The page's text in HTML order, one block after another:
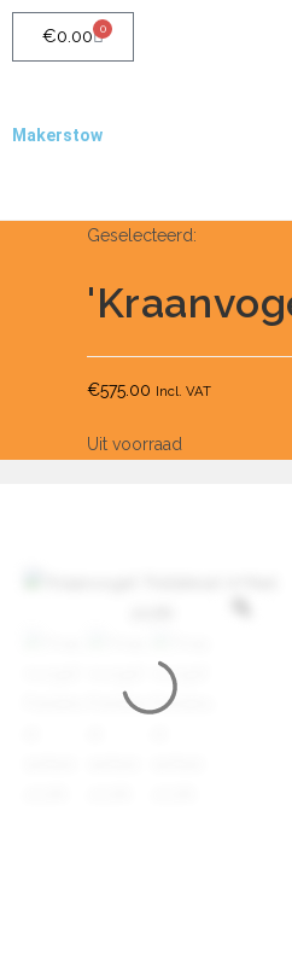
€0.00 0
Makerstow
Geselecteerd:
€575.00 Incl. VAT
Uit voorraad